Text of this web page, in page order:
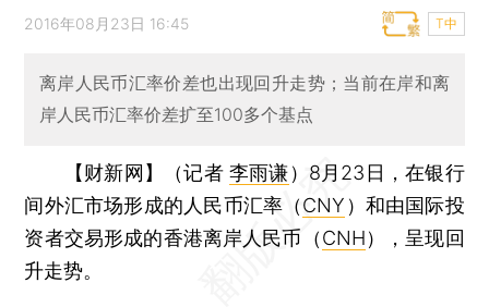
2016年08月23日 16:45 T中
离岸人民币汇率价差也出现回升走势；当前在岸和离
岸人民币汇率价差扩至100多个基点
【财新网】（记者李雨谦） 8月23日，在银行
间外汇市场形成的人民币汇率（CNY ）和由国际投
资者交易形成的香港离岸人民币（CNH），呈现回
升走势。